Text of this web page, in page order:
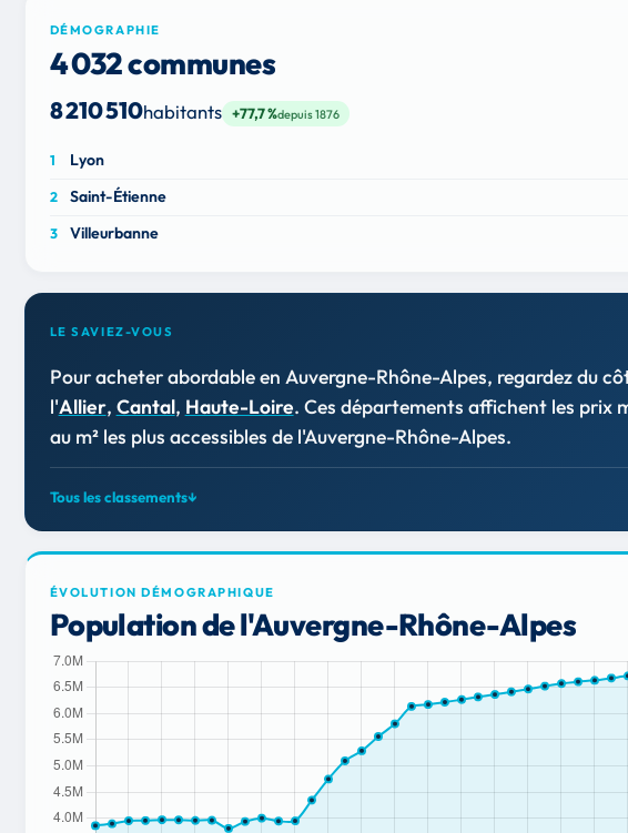
DÉMOGRAPHIE
4 032 communes
8 210 510habitants +77,7 %depuis 1876
Lyon
Saint-Étienne
Villeurbanne
LE SAVIEZ-VOUS
Pour acheter abordable en Auvergne-Rhône-Alpes, regardez du
l'Allier, Cantal, Haute-Loire. Ces départements affichent les prix
au m² les plus accessibles de l'Auvergne-Rhône-Alpes.
Tous les classements↓
ÉVOLUTION DÉMOGRAPHIQUE
Population de l'Auvergne-Rhône-Alpes